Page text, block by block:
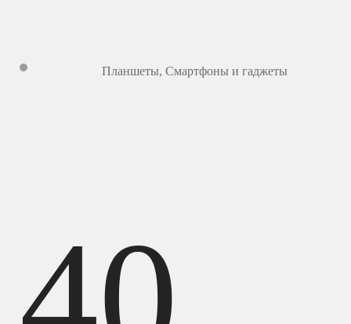
Планшеты, Смартфоны и гаджеты